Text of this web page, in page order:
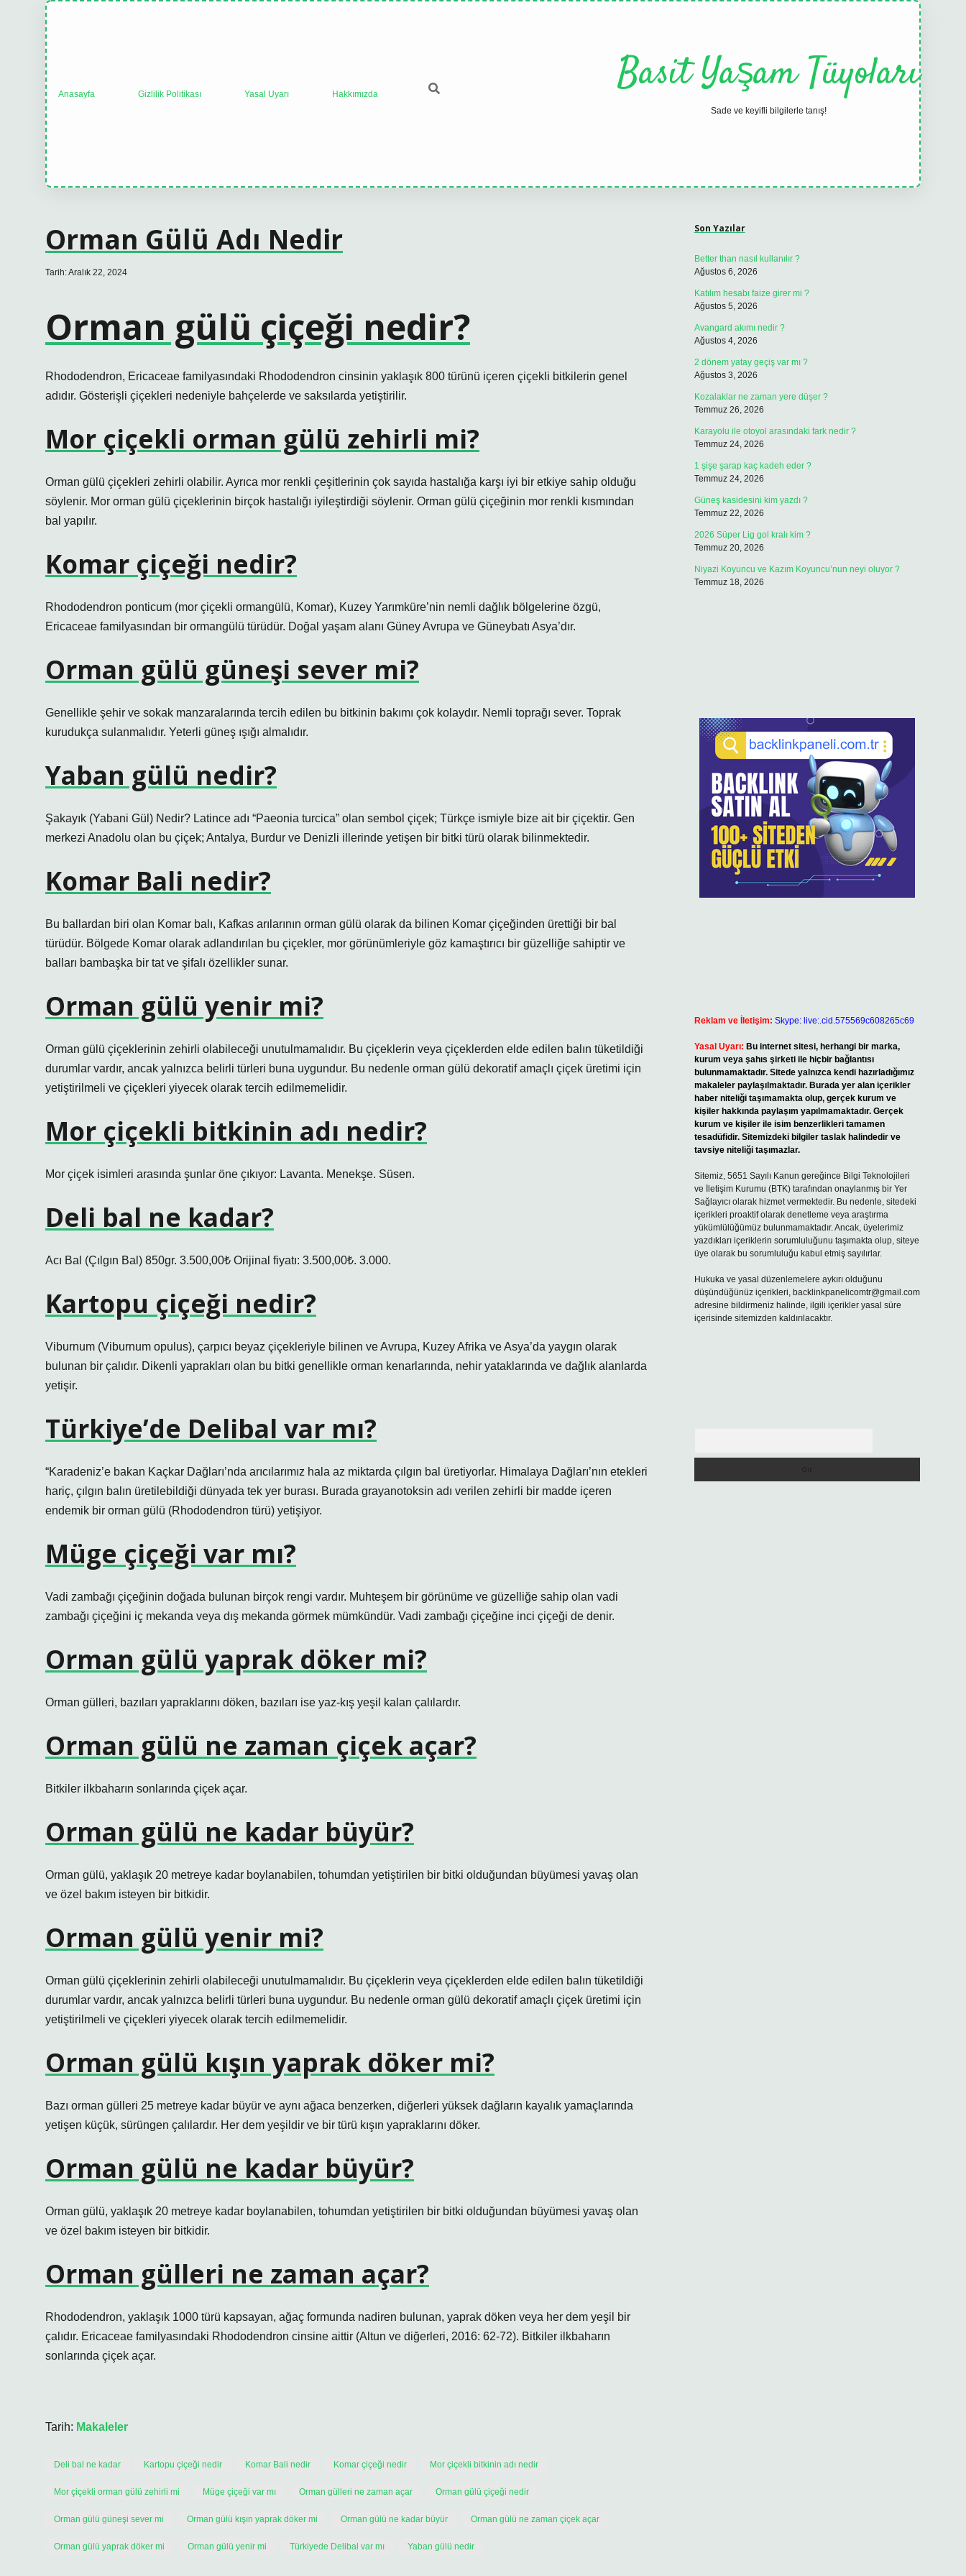
Anasayfa Gizlilik Politikası Yasal Uyarı Hakkımızda Basit Yaşam Tüyoları
Sade ve keyifli bilgilerle tanış!
Orman Gülü Adı Nedir
Tarih: Aralık 22, 2024
Orman gülü çiçeği nedir?
Rhododendron, Ericaceae familyasındaki Rhododendron cinsinin yaklaşık 800 türünü içeren çiçekli bitkilerin genel
adıdır. Gösterişli çiçekleri nedeniyle bahçelerde ve saksılarda yetiştirilir.
Mor çiçekli orman gülü zehirli mi?
Orman gülü çiçekleri zehirli olabilir. Ayrıca mor renkli çeşitlerinin çok sayıda hastalığa karşı iyi bir etkiye sahip olduğu
söylenir. Mor orman gülü çiçeklerinin birçok hastalığı iyileştirdiği söylenir. Orman gülü çiçeğinin mor renkli kısmından
bal yapılır.
Komar çiçeği nedir?
Rhododendron ponticum (mor çiçekli ormangülü, Komar), Kuzey Yarımküre’nin nemli dağlık bölgelerine özgü,
Ericaceae familyasından bir ormangülü türüdür. Doğal yaşam alanı Güney Avrupa ve Güneybatı Asya’dır.
Orman gülü güneşi sever mi?
Genellikle şehir ve sokak manzaralarında tercih edilen bu bitkinin bakımı çok kolaydır. Nemli toprağı sever. Toprak
kurudukça sulanmalıdır. Yeterli güneş ışığı almalıdır.
Yaban gülü nedir?
Şakayık (Yabani Gül) Nedir? Latince adı “Paeonia turcica” olan sembol çiçek; Türkçe ismiyle bize ait bir çiçektir. Gen
merkezi Anadolu olan bu çiçek; Antalya, Burdur ve Denizli illerinde yetişen bir bitki türü olarak bilinmektedir.
Komar Bali nedir?
Bu ballardan biri olan Komar balı, Kafkas arılarının orman gülü olarak da bilinen Komar çiçeğinden ürettiği bir bal
türüdür. Bölgede Komar olarak adlandırılan bu çiçekler, mor görünümleriyle göz kamaştırıcı bir güzelliğe sahiptir ve
balları bambaşka bir tat ve şifalı özellikler sunar.
Orman gülü yenir mi?
Orman gülü çiçeklerinin zehirli olabileceği unutulmamalıdır. Bu çiçeklerin veya çiçeklerden elde edilen balın tüketildiği
durumlar vardır, ancak yalnızca belirli türleri buna uygundur. Bu nedenle orman gülü dekoratif amaçlı çiçek üretimi için
yetiştirilmeli ve çiçekleri yiyecek olarak tercih edilmemelidir.
Mor çiçekli bitkinin adı nedir?
Mor çiçek isimleri arasında şunlar öne çıkıyor: Lavanta. Menekşe. Süsen.
Deli bal ne kadar?
Acı Bal (Çılgın Bal) 850gr. 3.500,00₺ Orijinal fiyatı: 3.500,00₺. 3.000.
Kartopu çiçeği nedir?
Viburnum (Viburnum opulus), çarpıcı beyaz çiçekleriyle bilinen ve Avrupa, Kuzey Afrika ve Asya’da yaygın olarak
bulunan bir çalıdır. Dikenli yaprakları olan bu bitki genellikle orman kenarlarında, nehir yataklarında ve dağlık alanlarda
yetişir.
Türkiye’de Delibal var mı?
“Karadeniz’e bakan Kaçkar Dağları’nda arıcılarımız hala az miktarda çılgın bal üretiyorlar. Himalaya Dağları’nın etekleri
hariç, çılgın balın üretilebildiği dünyada tek yer burası. Burada grayanotoksin adı verilen zehirli bir madde içeren
endemik bir orman gülü (Rhododendron türü) yetişiyor.
Müge çiçeği var mı?
Vadi zambağı çiçeğinin doğada bulunan birçok rengi vardır. Muhteşem bir görünüme ve güzelliğe sahip olan vadi
zambağı çiçeğini iç mekanda veya dış mekanda görmek mümkündür. Vadi zambağı çiçeğine inci çiçeği de denir.
Orman gülü yaprak döker mi?
Orman gülleri, bazıları yapraklarını döken, bazıları ise yaz-kış yeşil kalan çalılardır.
Orman gülü ne zaman çiçek açar?
Bitkiler ilkbaharın sonlarında çiçek açar.
Orman gülü ne kadar büyür?
Orman gülü, yaklaşık 20 metreye kadar boylanabilen, tohumdan yetiştirilen bir bitki olduğundan büyümesi yavaş olan
ve özel bakım isteyen bir bitkidir.
Orman gülü yenir mi?
Orman gülü çiçeklerinin zehirli olabileceği unutulmamalıdır. Bu çiçeklerin veya çiçeklerden elde edilen balın tüketildiği
durumlar vardır, ancak yalnızca belirli türleri buna uygundur. Bu nedenle orman gülü dekoratif amaçlı çiçek üretimi için
yetiştirilmeli ve çiçekleri yiyecek olarak tercih edilmemelidir.
Orman gülü kışın yaprak döker mi?
Bazı orman gülleri 25 metreye kadar büyür ve aynı ağaca benzerken, diğerleri yüksek dağların kayalık yamaçlarında
yetişen küçük, sürüngen çalılardır. Her dem yeşildir ve bir türü kışın yapraklarını döker.
Orman gülü ne kadar büyür?
Orman gülü, yaklaşık 20 metreye kadar boylanabilen, tohumdan yetiştirilen bir bitki olduğundan büyümesi yavaş olan
ve özel bakım isteyen bir bitkidir.
Orman gülleri ne zaman açar?
Rhododendron, yaklaşık 1000 türü kapsayan, ağaç formunda nadiren bulunan, yaprak döken veya her dem yeşil bir
çalıdır. Ericaceae familyasındaki Rhododendron cinsine aittir (Altun ve diğerleri, 2016: 62-72). Bitkiler ilkbaharın
sonlarında çiçek açar.
Tarih: Makaleler
Deli bal ne kadar Kartopu çiçeği nedir Komar Bali nedir Komar çiçeği nedir Mor çiçekli bitkinin adı nedir
Mor çiçekli orman gülü zehirli mi Müge çiçeği var mı Orman gülleri ne zaman açar Orman gülü çiçeği nedir
Orman gülü güneşi sever mi Orman gülü kışın yaprak döker mi Orman gülü ne kadar büyür Orman gülü ne zaman çiçek açar
Orman gülü yaprak döker mi Orman gülü yenir mi Türkiyede Delibal var mı Yaban gülü nedir
Son Yazılar
Better than nasıl kullanılır ?
Ağustos 6, 2026
Katılım hesabı faize girer mi ?
Ağustos 5, 2026
Avangard akımı nedir ?
Ağustos 4, 2026
2 dönem yatay geçiş var mı ?
Ağustos 3, 2026
Kozalaklar ne zaman yere düşer ?
Temmuz 26, 2026
Karayolu ile otoyol arasındaki fark nedir ?
Temmuz 24, 2026
1 şişe şarap kaç kadeh eder ?
Temmuz 24, 2026
Güneş kasidesini kim yazdı ?
Temmuz 22, 2026
2026 Süper Lig gol kralı kim ?
Temmuz 20, 2026
Niyazi Koyuncu ve Kazım Koyuncu’nun neyi oluyor ?
Temmuz 18, 2026
Reklam ve İletişim: Skype: live:.cid.575569c608265c69
Yasal Uyarı: Bu internet sitesi, herhangi bir marka,
kurum veya şahıs şirketi ile hiçbir bağlantısı
bulunmamaktadır. Sitede yalnızca kendi hazırladığımız
makaleler paylaşılmaktadır. Burada yer alan içerikler
haber niteliği taşımamakta olup, gerçek kurum ve
kişiler hakkında paylaşım yapılmamaktadır. Gerçek
kurum ve kişiler ile isim benzerlikleri tamamen
tesadüfidir. Sitemizdeki bilgiler taslak halindedir ve
tavsiye niteliği taşımazlar.
Sitemiz, 5651 Sayılı Kanun gereğince Bilgi Teknolojileri
ve İletişim Kurumu (BTK) tarafından onaylanmış bir Yer
Sağlayıcı olarak hizmet vermektedir. Bu nedenle, sitedeki
içerikleri proaktif olarak denetleme veya araştırma
yükümlülüğümüz bulunmamaktadır. Ancak, üyelerimiz
yazdıkları içeriklerin sorumluluğunu taşımakta olup, siteye
üye olarak bu sorumluluğu kabul etmiş sayılırlar.
Hukuka ve yasal düzenlemelere aykırı olduğunu
düşündüğünüz içerikleri, backlinkpanelicomtr@gmail.com
adresine bildirmeniz halinde, ilgili içerikler yasal süre
içerisinde sitemizden kaldırılacaktır.